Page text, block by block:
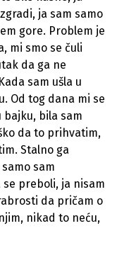
ja sam samo
gore. Problem je
mi smo se čuli
da ga ne
sam ušla u
Od tog dana mi se
bajku, bila sam
da to prihvatim,
Stalno ga
sam
preboli, ja nisam
da pričam o
nikad to neću,